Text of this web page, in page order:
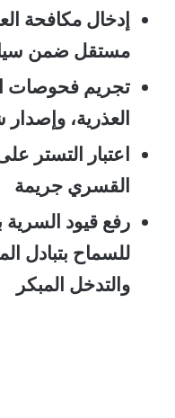
إدخال مكافحة
مستقل ضمن
تجريم فحوصات
العذرية،
اعتبار التستر
القسري جريمة
رفع قيود السرية
للسماح بتبادل
والتدخل المبكر